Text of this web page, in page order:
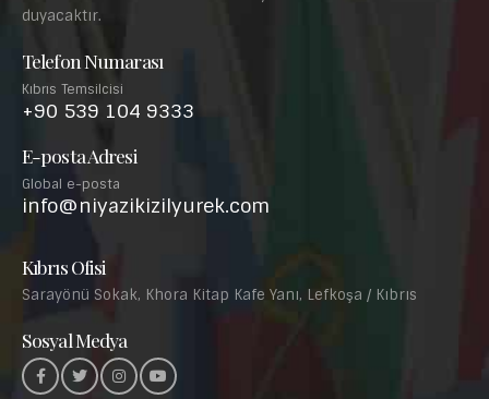
duyacaktır.
Telefon Numarası
Kıbrıs Temsilcisi
+90 539 104 9333
E-posta Adresi
Global e-posta
info@niyazikizilyurek.com
Kıbrıs Ofisi
Sarayönü Sokak, Khora Kitap Kafe Yanı, Lefkoşa / Kıbrıs
Sosyal Medya